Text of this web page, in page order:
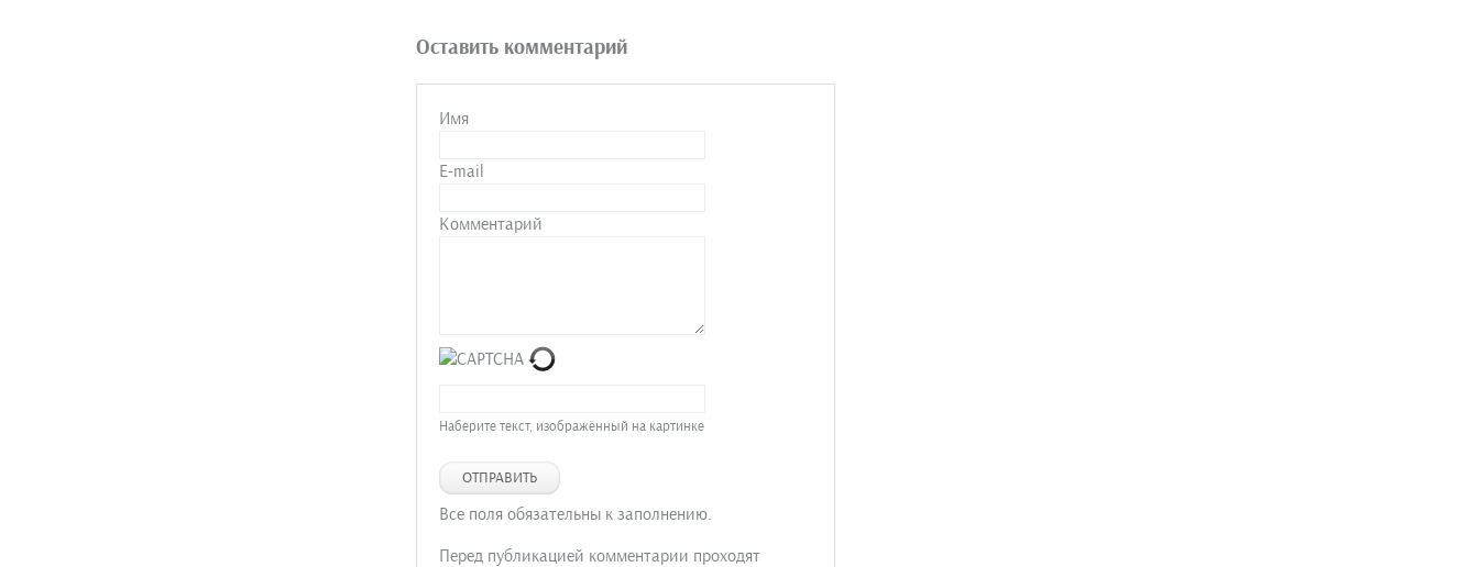
Оставить комментарий
Имя
E-mail
Комментарий
Наберите текст, изображённый на картинке
ОТПРАВИТЬ
Все поля обязательны к заполнению.
Перед публикацией комментарии проходят